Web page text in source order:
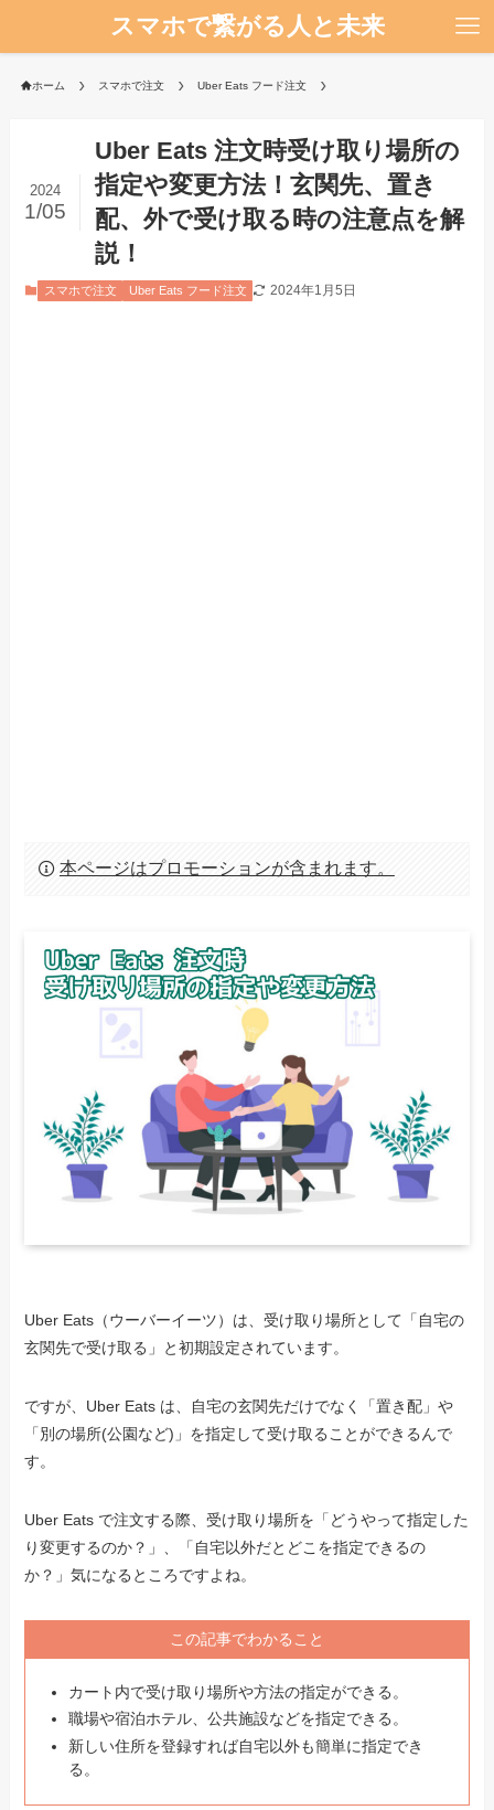
スマホで繋がる人と未来
ホーム スマホで注文 Uber Eats フード注文
Uber Eats 注文時受け取り場所の
指定や変更方法！玄関先、置き
配、外で受け取る時の注意点を解
説！
2024
1/05
スマホで注文 Uber Eats フード注文 2024年1月5日
本ページはプロモーションが含まれます。
Uber Eats（ウーバーイーツ）は、受け取り場所として「自宅の
玄関先で受け取る」と初期設定されています。
ですが、Uber Eats は、自宅の玄関先だけでなく「置き配」や
「別の場所(公園など)」を指定して受け取ることができるんで
す。
Uber Eats で注文する際、受け取り場所を「どうやって指定した
り変更するのか？」、「自宅以外だとどこを指定できるの
か？」気になるところですよね。
この記事でわかること
カート内で受け取り場所や方法の指定ができる。
職場や宿泊ホテル、公共施設などを指定できる。
新しい住所を登録すれば自宅以外も簡単に指定でき
る。